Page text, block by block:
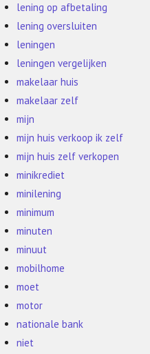
lening op afbetaling
lening oversluiten
leningen
leningen vergelijken
makelaar huis
makelaar zelf
mijn
mijn huis verkoop ik zelf
mijn huis zelf verkopen
minikrediet
minilening
minimum
minuten
minuut
mobilhome
moet
motor
nationale bank
niet